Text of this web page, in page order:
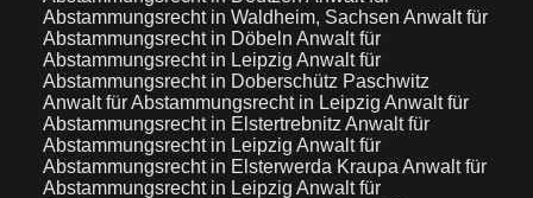
Abstammungsrecht in Waldheim, Sachsen Anwalt für
Abstammungsrecht in Döbeln Anwalt für
Abstammungsrecht in Leipzig Anwalt für
Abstammungsrecht in Doberschütz Paschwitz
Anwalt für Abstammungsrecht in Leipzig Anwalt für
Abstammungsrecht in Elstertrebnitz Anwalt für
Abstammungsrecht in Leipzig Anwalt für
Abstammungsrecht in Elsterwerda Kraupa Anwalt für
Abstammungsrecht in Leipzig Anwalt für